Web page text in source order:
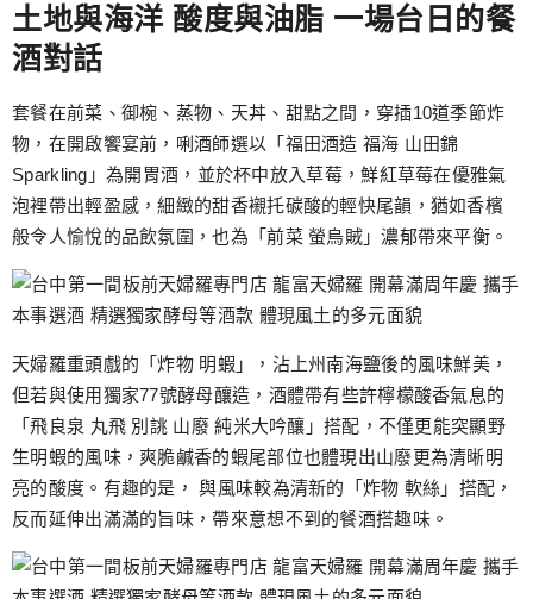
土地與海洋 酸度與油脂 一場台日的餐
酒對話
套餐在前菜、御椀、蒸物、天丼、甜點之間，穿插10道季節炸
物，在開啟饗宴前，唎酒師選以「福田酒造 福海 山田錦
Sparkling」為開胃酒，並於杯中放入草莓，鮮紅草莓在優雅氣
泡裡帶出輕盈感，細緻的甜香襯托碳酸的輕快尾韻，猶如香檳
般令人愉悅的品飲氛圍，也為「前菜 螢烏賊」濃郁帶來平衡。
天婦羅重頭戲的「炸物 明蝦」，沾上州南海鹽後的風味鮮美，
但若與使用獨家77號酵母釀造，酒體帶有些許檸檬酸香氣息的
「飛良泉 丸飛 別誂 山廢 純米大吟釀」搭配，不僅更能突顯野
生明蝦的風味，爽脆鹹香的蝦尾部位也體現出山廢更為清晰明
亮的酸度。有趣的是， 與風味較為清新的「炸物 軟絲」搭配，
反而延伸出滿滿的旨味，帶來意想不到的餐酒搭趣味。